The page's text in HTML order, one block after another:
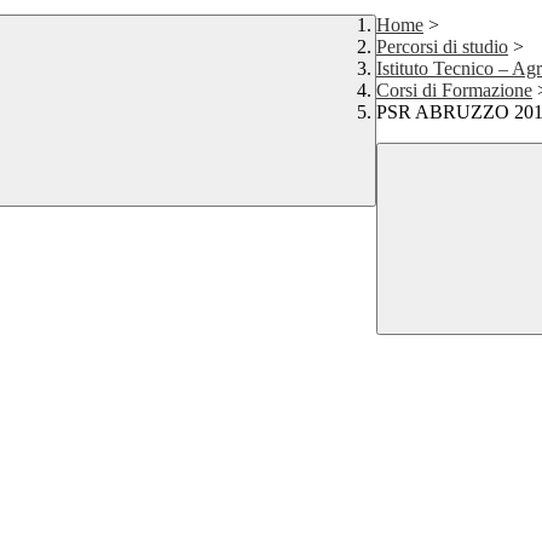
Home >
Percorsi di studio >
Istituto Tecnico –
Corsi di Formazione
PSR ABRUZZO